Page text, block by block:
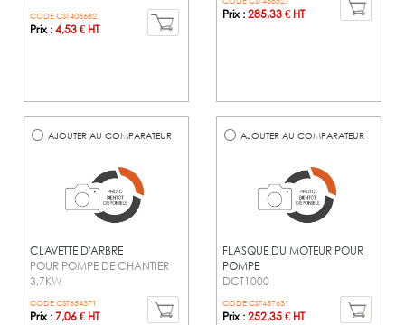
CODE CST403682
Prix :4,53 € HT
Prix :285,33 € HT
AJOUTER AU COMPARATEUR
CLAVETTE D'ARBRE
POUR POMPE DE CHANTIER
3,7KW
CODE CST654371
Prix :7,06 € HT
AJOUTER AU COMPARATEUR
FLASQUE DU MOTEUR POUR
POMPE
DCT1000
CODE CST457631
Prix :252,35 € HT